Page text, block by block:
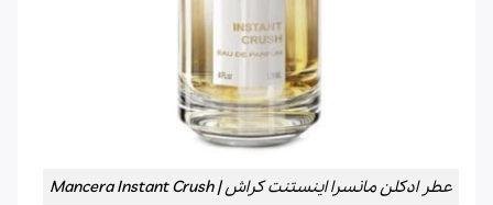
عطر ادکلن مانسرا اینستنت کراش | Mancera Instant Crush